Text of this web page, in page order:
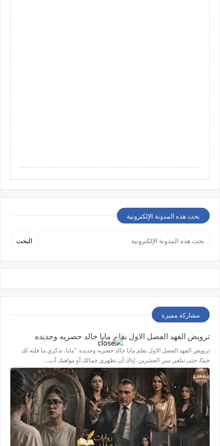
بحث هذه المدونة الإلكترونية
مشاركة مميزة
ترويض الفهد الفصل الاول بقلم مايا خالد حصريه وجديده
ترويض الفهد الفصل الاول بقلم مايا خالد حصريه وجديده “مايا، تذكري ما قلته لك
جيدًا. حتى تبلغي سن العشرين، إياك أن تظهري جمالك أو مواهبك أب…